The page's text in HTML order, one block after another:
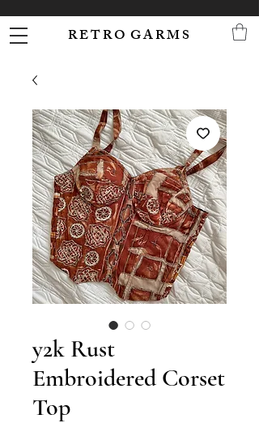
R E T R O G A R M S
y2k Rust
Embroidered Corset
Top